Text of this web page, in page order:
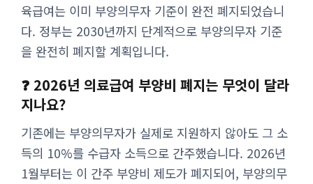
육급여는 이미 부양의무자 기준이 완전 폐지되었습니
다. 정부는 2030년까지 단계적으로 부양의무자 기준
을 완전히 폐지할 계획입니다.
❓ 2026년 의료급여 부양비 폐지는 무엇이 달라
지나요?
기존에는 부양의무자가 실제로 지원하지 않아도 그 소
득의 10%를 수급자 소득으로 간주했습니다. 2026년
1월부터는 이 간주 부양비 제도가 폐지되어, 부양의무